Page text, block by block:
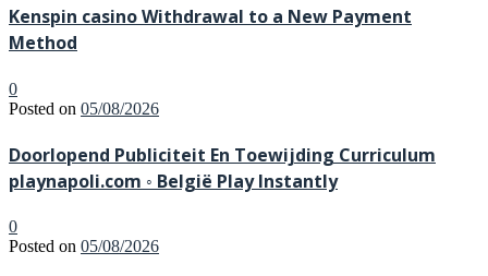
Kenspin casino Withdrawal to a New Payment
Method
0
Posted on 05/08/2026
Doorlopend Publiciteit En Toewijding Curriculum
playnapoli.com ◦ België Play Instantly
0
Posted on 05/08/2026